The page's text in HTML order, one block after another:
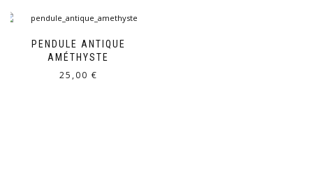
PENDULE ANTIQUE
AMÉTHYSTE
25,00 €